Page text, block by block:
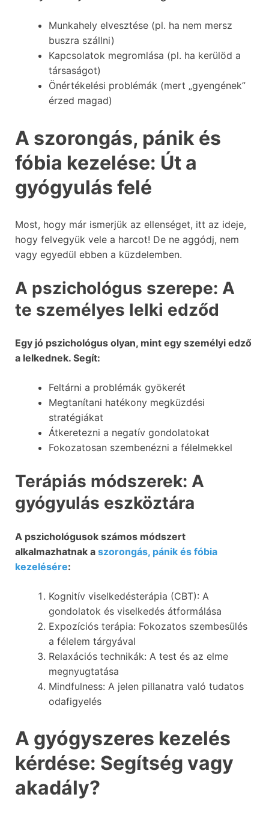
Munkahely elvesztése (pl. ha nem mersz
buszra szállni)
Kapcsolatok megromlása (pl. ha kerülöd a
társaságot)
Önértékelési problémák (mert „gyengének”
érzed magad)
A szorongás, pánik és
fóbia kezelése: Út a
gyógyulás felé
Most, hogy már ismerjük az ellenséget, itt az ideje,
hogy felvegyük vele a harcot! De ne aggódj, nem
vagy egyedül ebben a küzdelemben.
A pszichológus szerepe: A
te személyes lelki edződ
Egy jó pszichológus olyan, mint egy személyi edző
a lelkednek. Segít:
Feltárni a problémák gyökerét
Megtanítani hatékony megküzdési
stratégiákat
Átkeretezni a negatív gondolatokat
Fokozatosan szembenézni a félelmekkel
Terápiás módszerek: A
gyógyulás eszköztára
A pszichológusok számos módszert
alkalmazhatnak a szorongás, pánik és fóbia
kezelésére:
Kognitív viselkedésterápia (CBT): A
gondolatok és viselkedés átformálása
Expozíciós terápia: Fokozatos szembesülés
a félelem tárgyával
Relaxációs technikák: A test és az elme
megnyugtatása
Mindfulness: A jelen pillanatra való tudatos
odafigyelés
A gyógyszeres kezelés
kérdése: Segítség vagy
akadály?